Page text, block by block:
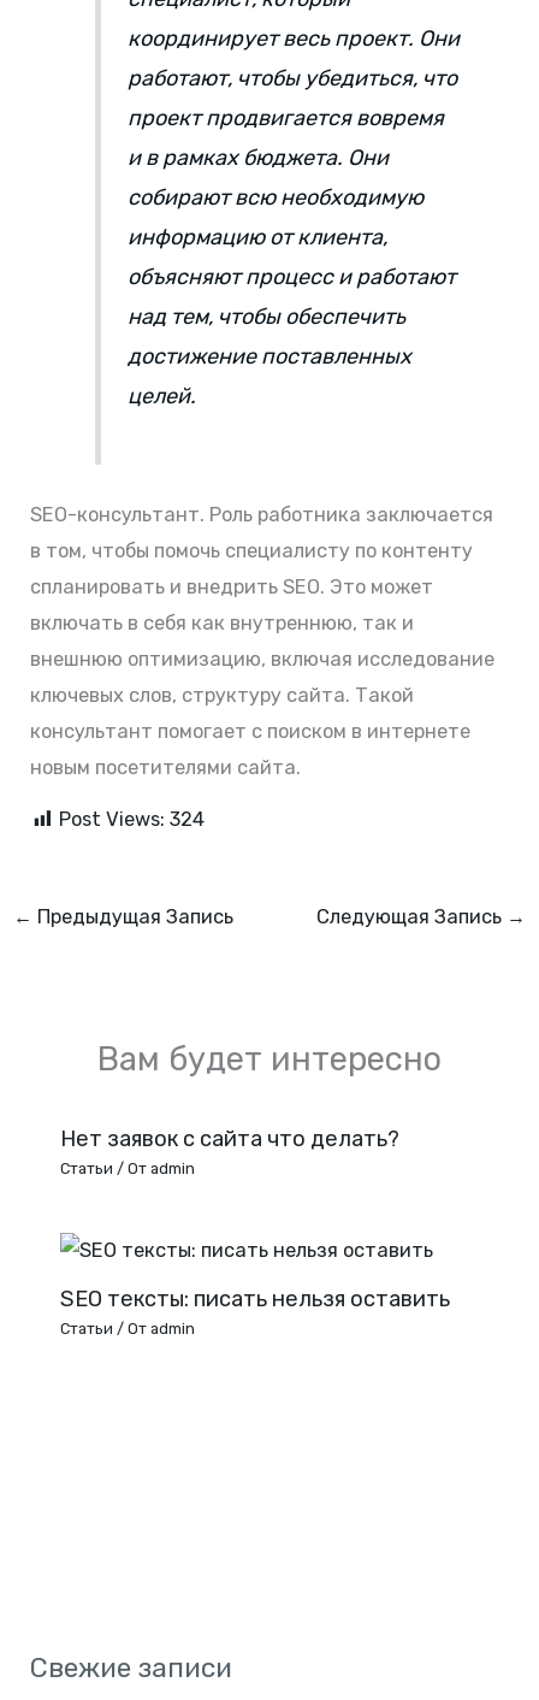
координирует весь проект. Они
работают, чтобы убедиться, что
проект продвигается вовремя
и в рамках бюджета. Они
собирают всю необходимую
информацию от клиента,
объясняют процесс и работают
над тем, чтобы обеспечить
достижение поставленных
целей.
SEO-консультант. Роль работника заключается
в том, чтобы помочь специалисту по контенту
спланировать и внедрить SEO. Это может
включать в себя как внутреннюю, так и
внешнюю оптимизацию, включая исследование
ключевых слов, структуру сайта. Такой
консультант помогает с поиском в интернете
новым посетителями сайта.
Post Views: 324
← Предыдущая Запись Следующая Запись →
Вам будет интересно
Нет заявок с сайта что делать?
Статьи / От admin
SEO тексты: писать нельзя оставить
Статьи / От admin
Свежие записи